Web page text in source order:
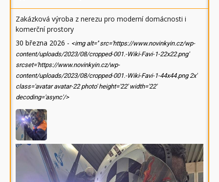
Zakázková výroba z nerezu pro moderní domácnosti i
komerční prostory
30 března 2026 - <img alt='' src='https://www.novinkyin.cz/wp-
content/uploads/2023/08/cropped-001.-Wiki-Favi-1-22x22.png'
srcset='https://www.novinkyin.cz/wp-
content/uploads/2023/08/cropped-001.-Wiki-Favi-1-44x44.png 2x'
class='avatar avatar-22 photo' height='22' width='22'
decoding='async'/>